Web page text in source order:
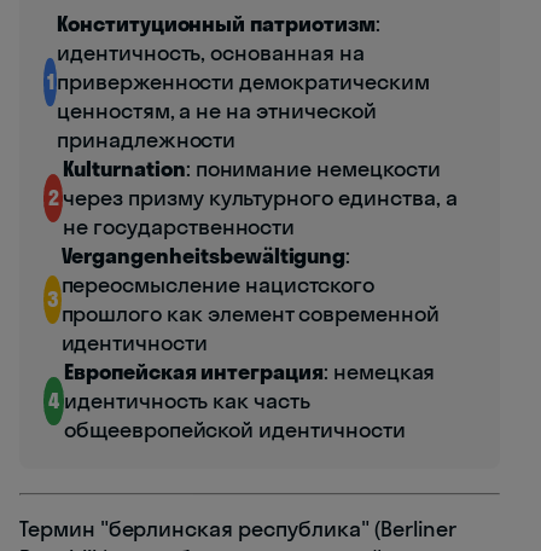
1
Конституционный патриотизм:
идентичность, основанная на
приверженности демократическим
ценностям, а не на этнической
принадлежности
2
Kulturnation: понимание немецкости
через призму культурного единства, а
не государственности
3
Vergangenheitsbewältigung:
переосмысление нацистского
прошлого как элемент современной
идентичности
4
Европейская интеграция: немецкая
идентичность как часть
общеевропейской идентичности
Термин "берлинская республика" (Berliner